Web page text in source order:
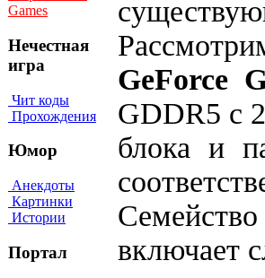
Games
Нечестная
игра
Чит коды
Прохождения
Юмор
Анекдоты
Картинки
Истории
Портал
GeForce
GDDR5 с
блока и
включает